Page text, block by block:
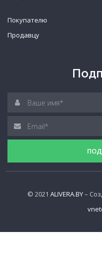
Покупателю
Продавцу
© 2021 ALIVERA.BY–